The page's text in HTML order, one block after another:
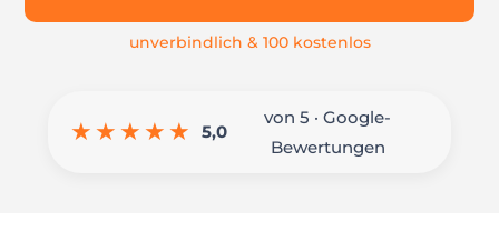
unverbindlich & 100 kostenlos
★★★★★ 5,0
von 5 · Google-
Bewertungen